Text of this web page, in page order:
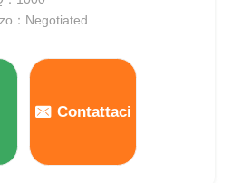
：Negotiated
Contattaci